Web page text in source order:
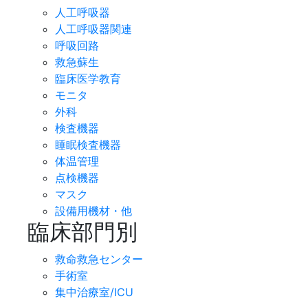
人工呼吸器
人工呼吸器関連
呼吸回路
救急蘇生
臨床医学教育
モニタ
外科
検査機器
睡眠検査機器
体温管理
点検機器
マスク
設備用機材・他
臨床部門別
救命救急センター
手術室
集中治療室/ICU